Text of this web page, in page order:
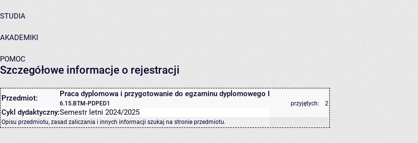
STUDIA
AKADEMIKI
POMOC
Szczegółowe informacje o rejestracji
Przedmiot: Praca dyplomowa i przygotowanie do egzaminu dyplomowego I
6.15.BTM-PDPED1 przyjętych: 2
Cykl dydaktyczny:Semestr letni 2024/2025
Opisu przedmiotu, zasad zaliczania i innych informacji szukaj na stronie przedmiotu.